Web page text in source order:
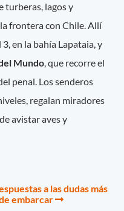
turberas, lagos y
frontera con Chile. Allí
en la bahía Lapataia, y
Mundo, que recorre el
penal. Los senderos
regalan miradores
avistar aves y
a las dudas más
embarcar